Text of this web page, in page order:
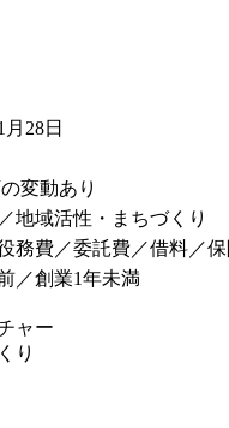
28日
変動あり
地域活性・まちづくり
務費／委託費／借料／
／創業1年未満
ャー
り